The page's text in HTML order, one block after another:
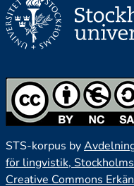
STS-korpus by
för lingvistik,
Creative Commons